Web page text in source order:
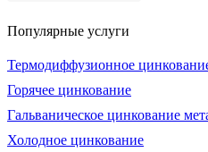
Популярные услуги
Термодиффузионное
Горячее цинкование
Гальваническое цинкование
Холодное цинкование